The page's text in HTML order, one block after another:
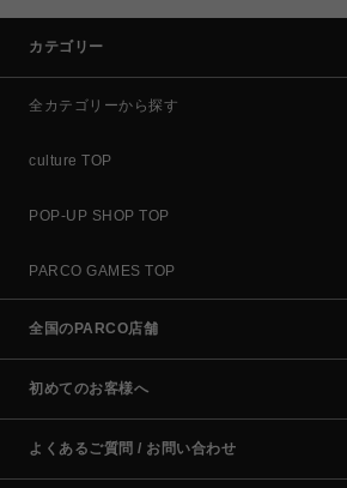
カテゴリー
全カテゴリーから探す
culture TOP
POP-UP SHOP TOP
PARCO GAMES TOP
全国のPARCO店舗
初めてのお客様へ
よくあるご質問 / お問い合わせ